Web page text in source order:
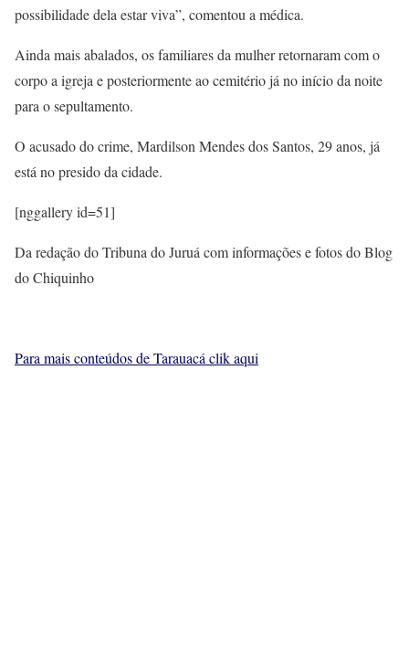
possibilidade dela estar viva”, comentou a médica.
Ainda mais abalados, os familiares da mulher retornaram com o
corpo a igreja e posteriormente ao cemitério já no início da noite
para o sepultamento.
O acusado do crime, Mardilson Mendes dos Santos, 29 anos, já
está no presido da cidade.
[nggallery id=51]
Da redação do Tribuna do Juruá com informações e fotos do Blog
do Chiquinho
Para mais conteúdos de Tarauacá clik aqui